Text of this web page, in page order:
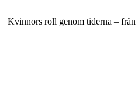
Kvinnors roll genom tiderna –